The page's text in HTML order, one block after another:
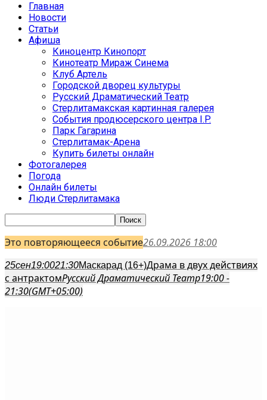
Главная
Новости
Статьи
Афиша
Киноцентр Кинопорт
Кинотеатр Мираж Синема
Клуб Артель
Городской дворец культуры
Русский Драматический Театр
Стерлитамакская картинная галерея
События продюсерского центра I.P.
Парк Гагарина
Стерлитамак-Арена
Купить билеты онлайн
Фотогалерея
Погода
Онлайн билеты
Люди Стерлитамака
Это повторяющееся событие26.09.2026 18:00
25сен19:0021:30Маскарад (16+)Драма в двух действиях
с антрактомРусский Драматический Театр19:00 -
21:30(GMT+05:00)